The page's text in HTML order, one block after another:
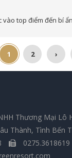
vào top điểm đến bí
1 2 ›
Thương Mại Lô
Thành, Tình Bến
0275.3618619